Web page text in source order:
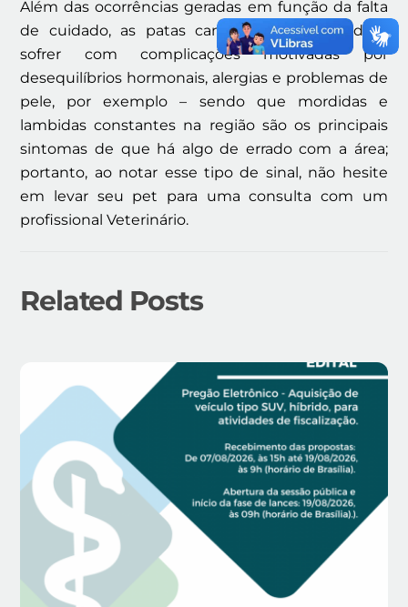
Além das ocorrências geradas em função da falta
de cuidado, as patas caninas também podem
sofrer com complicações motivadas por
desequilíbrios hormonais, alergias e problemas de
pele, por exemplo – sendo que mordidas e
lambidas constantes na região são os principais
sintomas de que há algo de errado com a área;
portanto, ao notar esse tipo de sinal, não hesite
em levar seu pet para uma consulta com um
profissional Veterinário.
Related Posts